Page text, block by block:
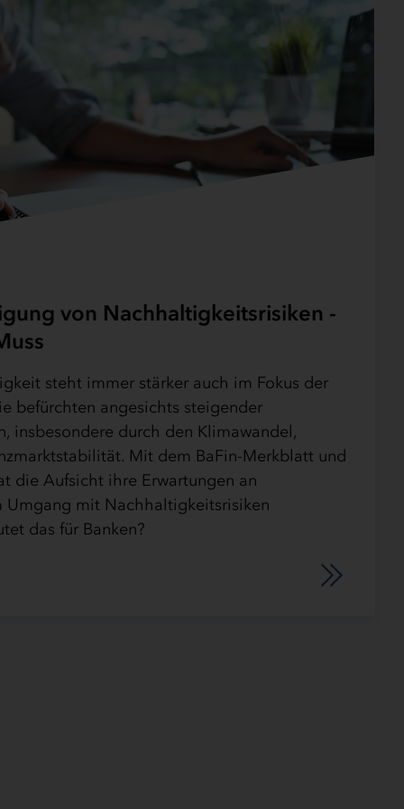
von Nachhaltigkeitsrisiken -
steht immer stärker auch im Fokus der
befürchten angesichts steigender
insbesondere durch den Klimawandel,
Mit dem BaFin-Merkblatt und
die Aufsicht ihre Erwartungen an
Umgang mit Nachhaltigkeitsrisiken
das für Banken?